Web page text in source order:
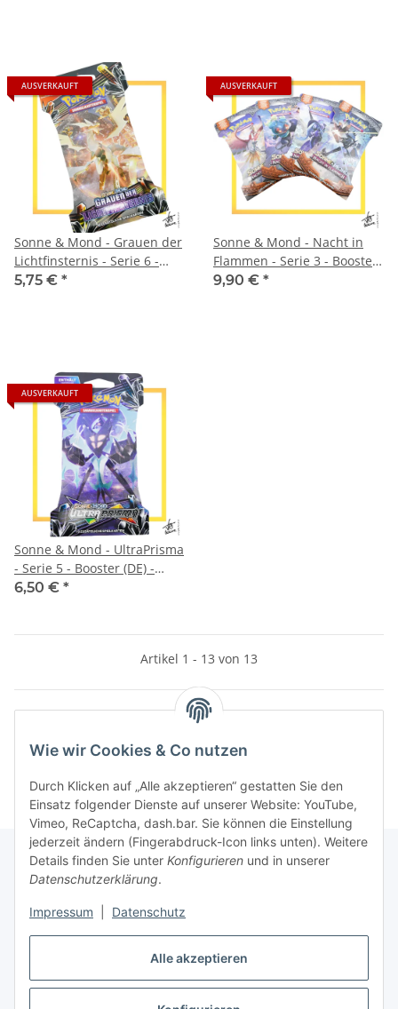
Alle akzeptieren
Wie wir Cookies & Co nutzen
Durch Klicken auf „Alle akzeptieren“ gestatten Sie den
Einsatz folgender Dienste auf unserer Website: YouTube,
Vimeo, ReCaptcha, dash.bar. Sie können die Einstellung
jederzeit ändern (Fingerabdruck-Icon links unten). Weitere
Details finden Sie unter Konfigurieren und in unserer
Datenschutzerklärung.
Impressum Datenschutz
AUSVERKAUFT
Sonne & Mond - Grauen der
Lichtfinsternis - Serie 6 -
Booster (DE) - Sleeved
5,75 € *
AUSVERKAUFT
Sonne & Mond - Nacht in
Flammen - Serie 3 - Booster
(DE) - Sleeved
9,90 € *
AUSVERKAUFT
Sonne & Mond - UltraPrisma
- Serie 5 - Booster (DE) -
Sleeved
6,50 € *
Artikel 1 - 13 von 13
Kategorien
Gesetzliche Informationen